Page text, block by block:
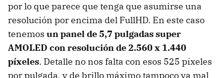
por lo que parece que tenga que asumirse una
resolución por encima del FullHD. En este caso
tenemos un panel de 5,7 pulgadas super
AMOLED con resolución de 2.560 x 1.440
píxeles. Detalle no nos falta con esos 525 píxeles
por pulgada, y de brillo máximo tampoco va mal